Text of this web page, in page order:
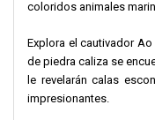
coloridos animales
Explora el cautivador
de piedra caliza se
le revelarán calas
impresionantes.